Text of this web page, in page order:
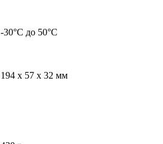
-30°C до 50°C
194 x 57 x 32 мм